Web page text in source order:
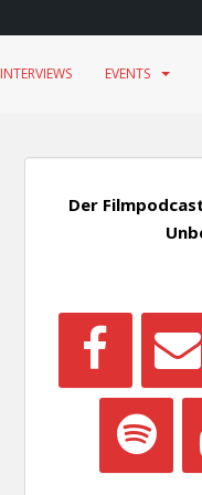
INTERVIEWS EVENTS
Der